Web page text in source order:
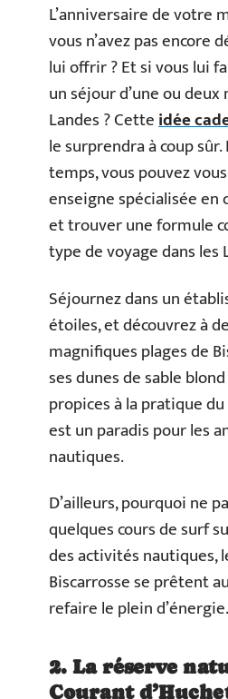
L’anniversaire de votre
vous n’avez pas encore
lui offrir ? Et si vous lui
un séjour d’une ou deux
Landes ? Cetteidée
le surprendra à coup
temps, vous pouvez
enseigne spécialisée en
et trouver une formule
type de voyage dans les
Séjournez dans un
étoiles, et découvrez à
magnifiques plages de
ses dunes de sable
propices à la pratique
est un paradis pour les
nautiques.
D’ailleurs, pourquoi ne
quelques cours de surf
des activités nautiques,
Biscarrosse se prêtent
refaire le plein d’énergie.
2. La réserve
Courant